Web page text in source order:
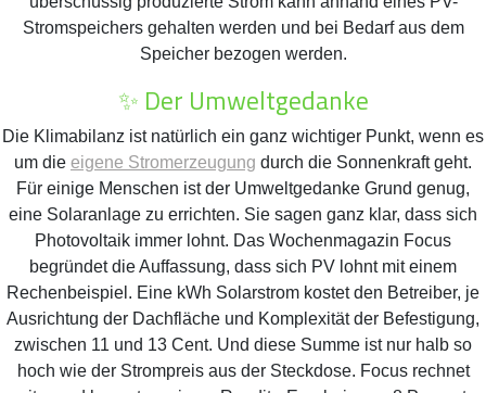
Stromspeichers gehalten werden und bei Bedarf aus dem
Speicher bezogen werden.
✨ Der Umweltgedanke
Die Klimabilanz ist natürlich ein ganz wichtiger Punkt, wenn es
um die eigene Stromerzeugung durch die Sonnenkraft geht.
Für einige Menschen ist der Umweltgedanke Grund genug,
eine Solaranlage zu errichten. Sie sagen ganz klar, dass sich
Photovoltaik immer lohnt. Das Wochenmagazin Focus
begründet die Auffassung, dass sich PV lohnt mit einem
Rechenbeispiel. Eine kWh Solarstrom kostet den Betreiber, je
Ausrichtung der Dachfläche und Komplexität der Befestigung,
zwischen 11 und 13 Cent. Und diese Summe ist nur halb so
hoch wie der Strompreis aus der Steckdose. Focus rechnet